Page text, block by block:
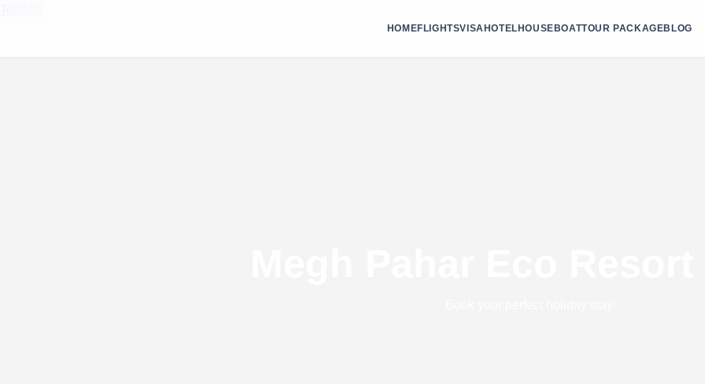
HOMEFLIGHTSVISAHOTELHOUSEBOATTOUR PACKAGEBLOG